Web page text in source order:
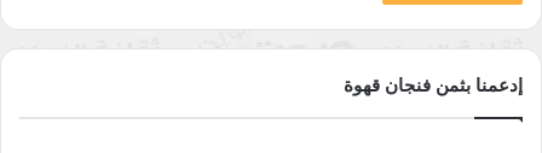
إدعمنا بثمن فنجان قهوة